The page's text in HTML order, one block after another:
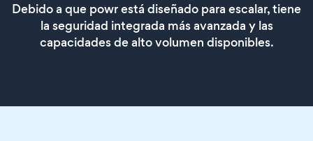
Debido a que powr está diseñado para escalar, tiene
la seguridad integrada más avanzada y las
capacidades de alto volumen disponibles.